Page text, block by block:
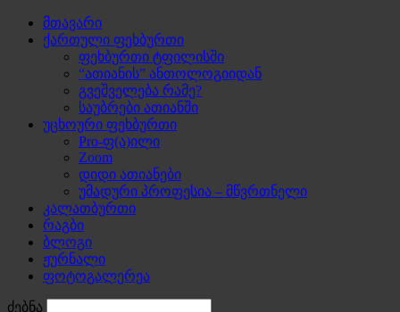
მთავარი
ქართული ფეხბურთი
ფეხბურთი ტფილისში
“ათიანის” ანთოლოგიიდან
გვეშველება რამე?
საუბრები ათიანში
უცხოური ფეხბურთი
Pro-ფ(ა)ილი
Zoom
დიდი ათიანები
უმადური პროფესია – მწვრთნელი
კალათბურთი
რაგბი
ბლოგი
ჟურნალი
ფოტოგალერეა
ძებნა